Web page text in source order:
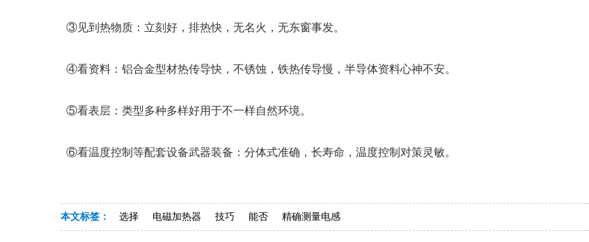
③见到热物质：立刻好，排热快，无名火，无东窗事发。
④看资料：铝合金型材热传导快，不锈蚀，铁热传导慢，半导体资料心神不安。
⑤看表层：类型多种多样好用于不一样自然环境。
⑥看温度控制等配套设备武器装备：分体式准确，长寿命，温度控制对策灵敏。
本文标签： 选择 电磁加热器 技巧 能否 精确测量电感